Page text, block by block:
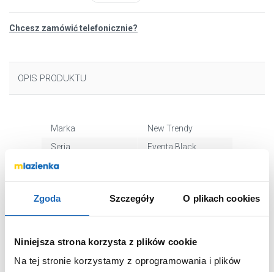
Zgoda Szczegóły O plikach cookies
Niniejsza strona korzysta z plików cookie
Na tej stronie korzystamy z oprogramowania i plików
Chcesz zamówić telefonicznie?
OPIS PRODUKTU
Marka
New Trendy
Seria
Eventa Black
Rodzaj
inna
Dłuższy bok
120 cm
inne